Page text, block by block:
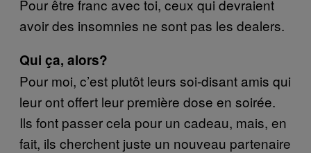
Pour être franc avec toi, ceux qui devraient
avoir des insomnies ne sont pas les dealers.
Qui ça, alors?
Pour moi, c’est plutôt leurs soi-disant amis qui
leur ont offert leur première dose en soirée.
Ils font passer cela pour un cadeau, mais, en
fait, ils cherchent juste un nouveau partenaire